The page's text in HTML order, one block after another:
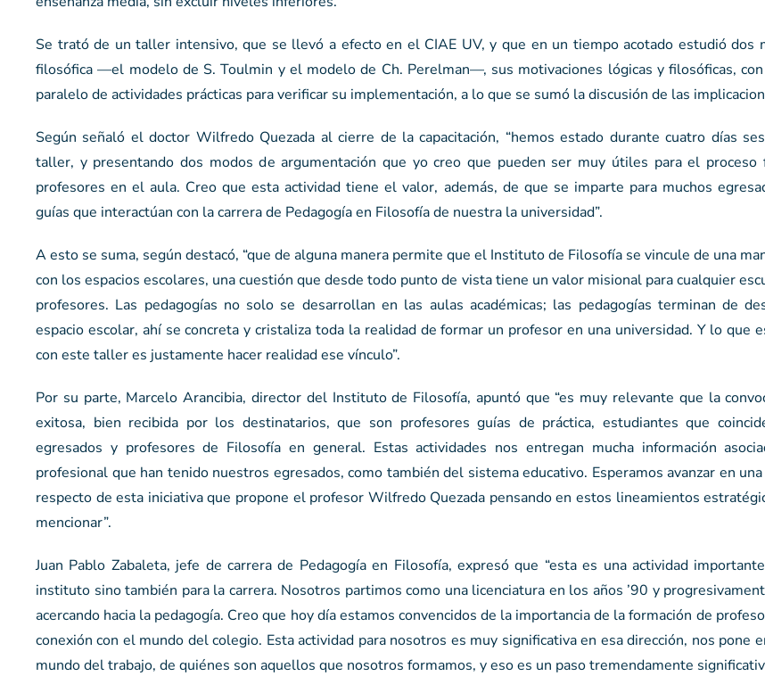
Se trató de un taller intensivo, que se llevó a efecto en el CIAE UV, y que en un tiempo acotado estudió dos
filosófica —el modelo de S. Toulmin y el modelo de Ch. Perelman—, sus motivaciones lógicas y filosóficas,
paralelo de actividades prácticas para verificar su implementación, a lo que se sumó la discusión de las
Según señaló el doctor Wilfredo Quezada al cierre de la capacitación, “hemos estado durante cuatro días
taller, y presentando dos modos de argumentación que yo creo que pueden ser muy útiles para el proceso
profesores en el aula. Creo que esta actividad tiene el valor, además, de que se imparte para muchos
guías que interactúan con la carrera de Pedagogía en Filosofía de nuestra la universidad”.
A esto se suma, según destacó, “que de alguna manera permite que el Instituto de Filosofía se vincule de una
con los espacios escolares, una cuestión que desde todo punto de vista tiene un valor misional para cualquier
profesores. Las pedagogías no solo se desarrollan en las aulas académicas; las pedagogías terminan de
espacio escolar, ahí se concreta y cristaliza toda la realidad de formar un profesor en una universidad. Y lo que
con este taller es justamente hacer realidad ese vínculo”.
Por su parte, Marcelo Arancibia, director del Instituto de Filosofía, apuntó que “es muy relevante que la
exitosa, bien recibida por los destinatarios, que son profesores guías de práctica, estudiantes que
egresados y profesores de Filosofía en general. Estas actividades nos entregan mucha información
profesional que han tenido nuestros egresados, como también del sistema educativo. Esperamos avanzar en
respecto de esta iniciativa que propone el profesor Wilfredo Quezada pensando en estos lineamientos
mencionar”.
Juan Pablo Zabaleta, jefe de carrera de Pedagogía en Filosofía, expresó que “esta es una actividad
instituto sino también para la carrera. Nosotros partimos como una licenciatura en los años ’90 y
acercando hacia la pedagogía. Creo que hoy día estamos convencidos de la importancia de la formación de
conexión con el mundo del colegio. Esta actividad para nosotros es muy significativa en esa dirección, nos pone
mundo del trabajo, de quiénes son aquellos que nosotros formamos, y eso es un paso tremendamente